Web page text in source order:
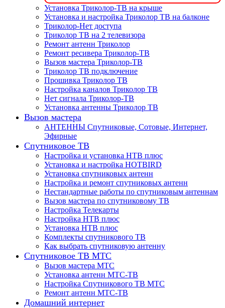
Установка Триколор-ТВ на крыше
Установка и настройка Триколор ТВ на балконе
Триколор-Нет доступа
Триколор ТВ на 2 телевизора
Ремонт антенн Триколор
Ремонт ресивера Триколор-ТВ
Вызов мастера Триколор-ТВ
Триколор ТВ подключение
Прошивка Триколор ТВ
Настройка каналов Триколор ТВ
Нет сигнала Триколор-ТВ
Установка антенны Триколор ТВ
Вызов мастера
АНТЕННЫ Спутниковые, Сотовые, Интернет,
Эфирные
Спутниковое ТВ
Настройка и установка НТВ плюс
Установка и настройка HOTBIRD
Установка спутниковых антенн
Настройка и ремонт спутниковых антенн
Нестандартные работы по спутниковым антеннам
Вызов мастера по спутниковому ТВ
Настройка Телекарты
Настройка НТВ плюс
Установка НТВ плюс
Комплекты спутникового ТВ
Как выбрать спутниковую антенну
Спутниковое ТВ МТС
Вызов мастера МТС
Установка антенн МТС-ТВ
Настройка Спутникового ТВ МТС
Ремонт антенн МТС-ТВ
Домашний интернет